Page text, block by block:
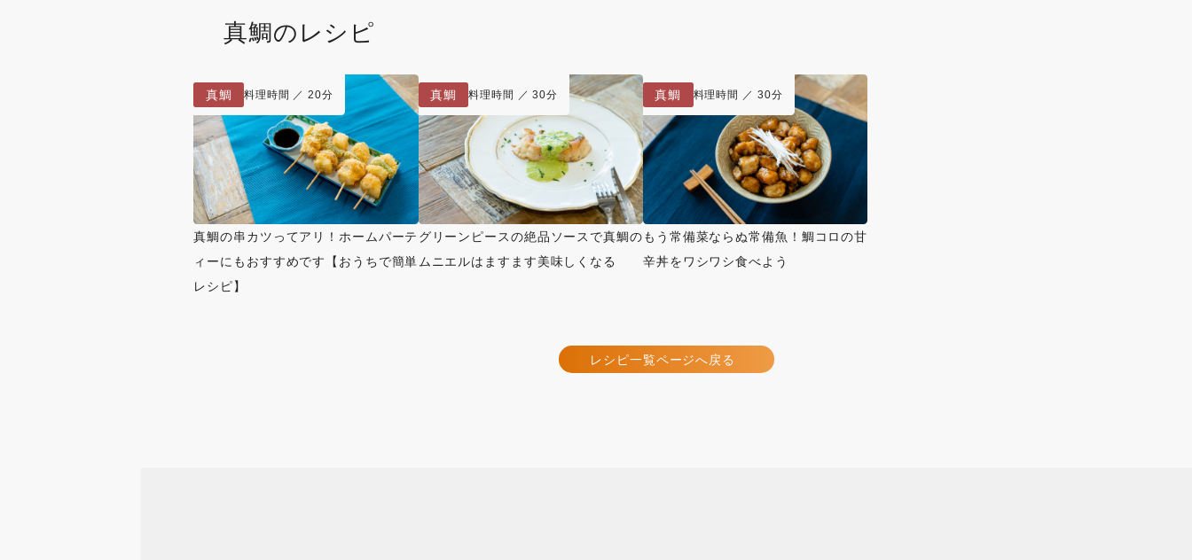
真鯛のレシピ
真鯛 料理時間 ／ 20分
真鯛の串カツってアリ！ホームパーテ
ィーにもおすすめです【おうちで簡単
レシピ】
真鯛 料理時間 ／ 30分
グリーンピースの絶品ソースで真鯛の
ムニエルはますます美味しくなる
真鯛 料理時間 ／ 30分
もう常備菜ならぬ常備魚！鯛コロの甘
辛丼をワシワシ食べよう
レシピ一覧ページへ戻る